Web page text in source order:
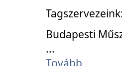
Budapesti
...
Tovább